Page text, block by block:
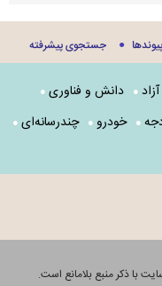
پيوندها جستجوی پيشرفته
دانش و فناوری
خودرو
چندرسانه‌ای
با ذکر منبع بلامانع است.